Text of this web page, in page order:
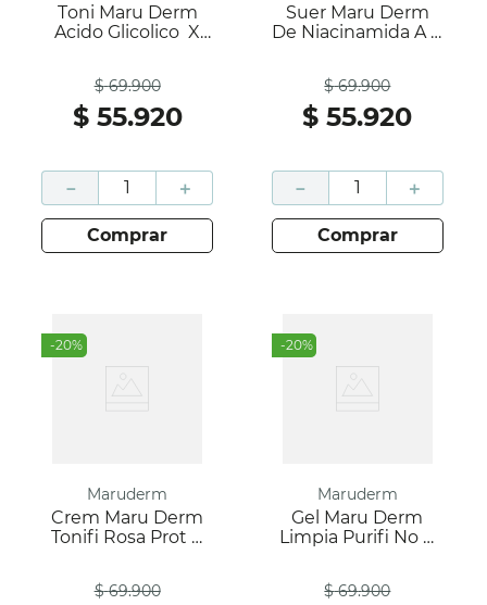
Toni Maru Derm
Acido Glicolico X
$ 69.900
$ 55.920
＋
－
comprar
Suer Maru Derm
De Niacinamida A X
$ 69.900
$ 55.920
＋
－
comprar
-20%
Maruderm
Crem Maru Derm
Tonifi Rosa Prot X
$ 69.900
-20%
Maruderm
Gel Maru Derm
Limpia Purifi No X
$ 69.900